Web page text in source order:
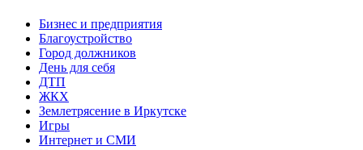
Бизнес и предприятия
Благоустройство
Город должников
День для себя
ДТП
ЖКХ
Землетрясение в Иркутске
Игры
Интернет и СМИ